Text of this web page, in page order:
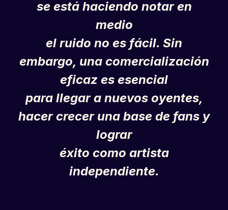
se está haciendo notar en
medio
el ruido no es fácil. Sin
embargo, una comercialización
eficaz es esencial
para llegar a nuevos oyentes,
hacer crecer una base de fans y
lograr
éxito como artista
independiente.